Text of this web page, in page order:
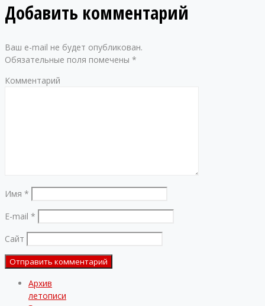
Добавить комментарий
Ваш e-mail не будет опубликован.
Обязательные поля помечены *
Комментарий
Имя *
E-mail *
Сайт
Архив
летописи